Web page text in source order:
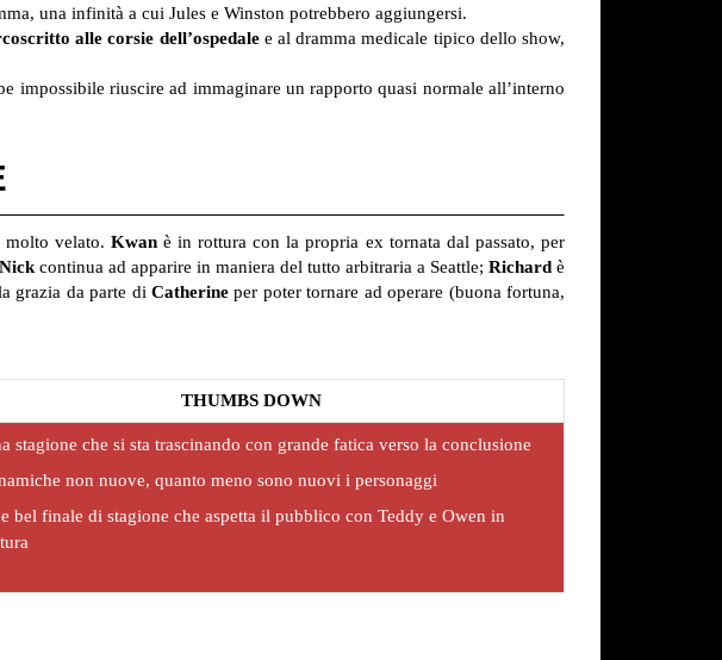
una infinità a cui Jules e Winston potrebbero aggiungersi.
alle corsie dell’ospedalee al dramma medicale tipico dello show,
impossibile riuscire ad immaginare un rapporto quasi normale all’interno
molto velato. Kwanè in rottura con la propria ex tornata dal passato, per
Nickcontinua ad apparire in maniera del tutto arbitraria a Seattle; Richard è
grazia da parte diCatherine per poter tornare ad operare (buona fortuna,
THUMBS DOWN
stagione che si sta trascinando con grande fatica verso la conclusione
non nuove, quanto meno sono nuovi i personaggi
bel finale di stagione che aspetta il pubblico con Teddy e Owen in